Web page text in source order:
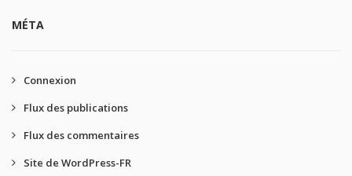
MÉTA
Connexion
Flux des publications
Flux des commentaires
Site de WordPress-FR